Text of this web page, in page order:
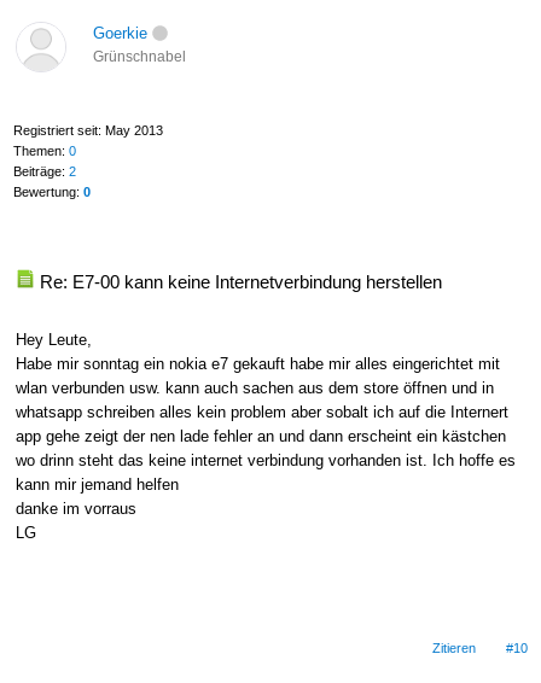
Goerkie
Grünschnabel
Registriert seit: May 2013
Themen: 0
Beiträge: 2
Bewertung: 0
Re: E7-00 kann keine Internetverbindung herstellen
Hey Leute,
Habe mir sonntag ein nokia e7 gekauft habe mir alles eingerichtet mit
wlan verbunden usw. kann auch sachen aus dem store öffnen und in
whatsapp schreiben alles kein problem aber sobalt ich auf die Internert
app gehe zeigt der nen lade fehler an und dann erscheint ein kästchen
wo drinn steht das keine internet verbindung vorhanden ist. Ich hoffe es
kann mir jemand helfen
danke im vorraus
LG
Zitieren #10